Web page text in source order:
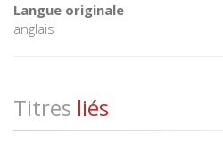
Langue originale
anglais
Titres liés